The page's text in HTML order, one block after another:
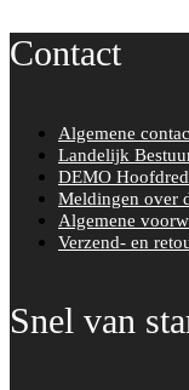
Contact
Algemene
Landelijk
DEMO
Meldingen over
Algemene
Verzend- en
Snel van